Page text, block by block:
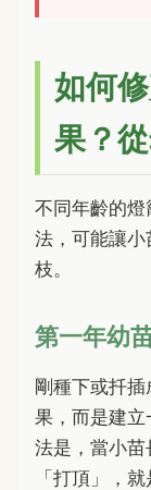
如何
果？
不同年齡的
法，可能讓
枝。
第一年幼
剛種下或扦
果，而是建
法是，當小苗
「打頂」，